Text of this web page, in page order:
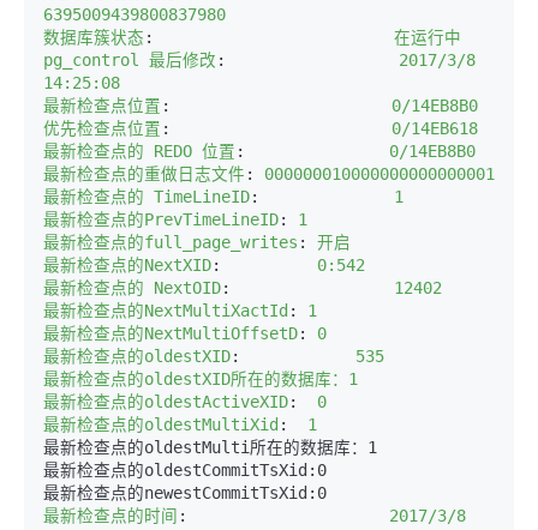
6395009439800837980
数据库簇状态 :
                        在运行中
pg_control 最后修改 :
                 2017/3/8
14:25:08
最新检查点位置 :
优先检查点位置 :
最新检查点的 REDO 位置 :
              0/14EB8B0
最新检查点的重做日志文件 :
最新检查点的 TimeLineID:
             1
最新检查点的PrevTimeLineID:
1
最新检查点的full_page_writes :
开启
最新检查点的NextXID:
         0:542
最新检查点的 NextOID:
                12402
最新检查点的NextMultiXactId :
1
最新检查点的NextMultiOffsetD:
0
最新检查点的oldestXID:
           535
最新检查点的oldestXID所在的数据库：1
最新检查点的oldestActiveXID:
0
最新检查点的oldestMultiXid :
1
最新检查点的oldestMulti所在的数据库：1
最新检查点的oldestCommitTsXid:0
最新检查点的时间 :
                    2017/3/8